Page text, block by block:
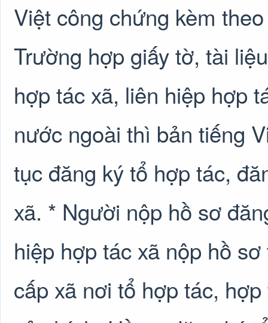
Việt công chứng kèm
Trường hợp giấy tờ, tài
hợp tác xã, liên hiệp hợp
nước ngoài thì bản tiếng
tục đăng ký tổ hợp tác,
xã. * Người nộp hồ sơ
hiệp hợp tác xã nộp hồ
cấp xã nơi tổ hợp tác,